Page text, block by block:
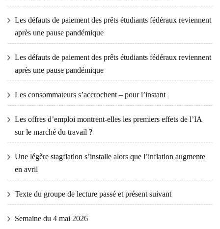
Les défauts de paiement des prêts étudiants fédéraux reviennent
après une pause pandémique
Les défauts de paiement des prêts étudiants fédéraux reviennent
après une pause pandémique
Les consommateurs s’accrochent – ​​pour l’instant
Les offres d’emploi montrent-elles les premiers effets de l’IA
sur le marché du travail ?
Une légère stagflation s’installe alors que l’inflation augmente
en avril
Texte du groupe de lecture passé et présent suivant
Semaine du 4 mai 2026